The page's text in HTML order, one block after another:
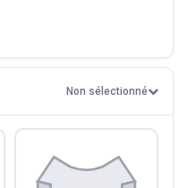
Non sélectionné